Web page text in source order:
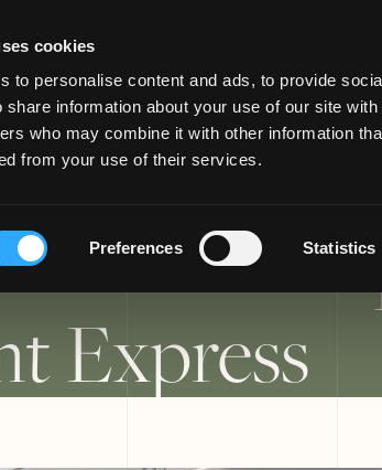
cookies
to personalise content and ads, to provide
share information about your use of our site
who may combine it with other information
from your use of their services.
Preferences Statistics
Express